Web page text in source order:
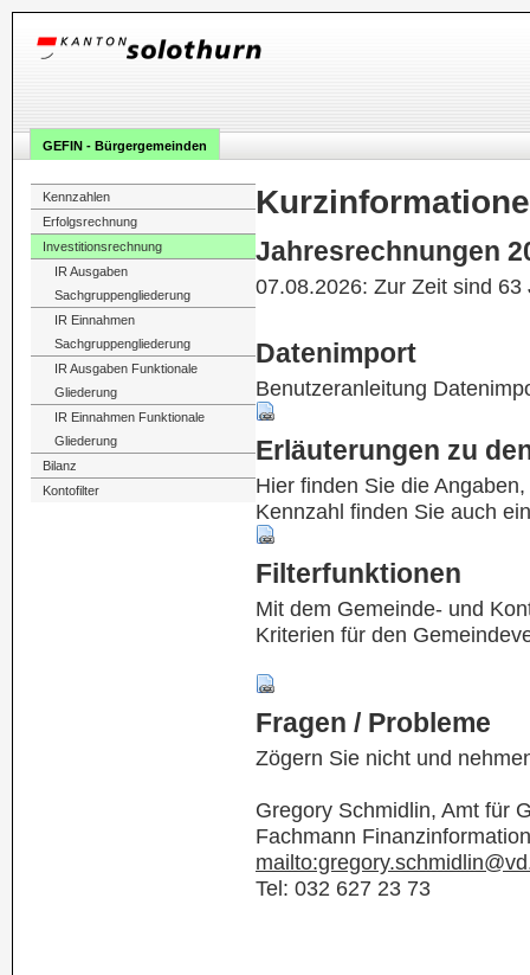
GEFIN - Bürgergemeinden
Kennzahlen
Erfolgsrechnung
Investitionsrechnung
IR Ausgaben
Sachgruppengliederung
IR Einnahmen
Sachgruppengliederung
IR Ausgaben Funktionale
Gliederung
IR Einnahmen Funktionale
Gliederung
Bilanz
Kontofilter
Jahresrechnungen
07.08.2026: Zur Zeit sind
Datenimport
Benutzeranleitung
Erläuterungen zu
Hier finden Sie die
Kennzahl finden Sie auch
Filterfunktionen
Mit dem Gemeinde- und
Kriterien für den
Fragen / Probleme
Zögern Sie nicht und
Gregory Schmidlin, Amt für
Fachmann
Tel: 032 627 23 73